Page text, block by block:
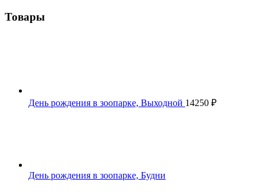
Товары
День рождения в зоопарке, Выходной 14250 ₽
День рождения в зоопарке, Будни